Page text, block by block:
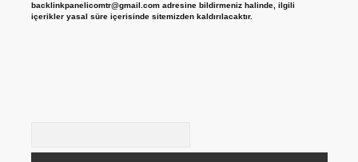
backlinkpanelicomtr@gmail.comadresine bildirmeniz halinde, ilgili
içerikler yasal süre içerisinde sitemizden kaldırılacaktır.